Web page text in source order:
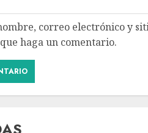
correo electrónico y
haga un comentario.